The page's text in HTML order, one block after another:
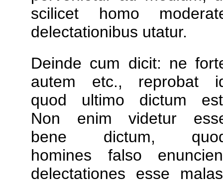
scilicet homo
delectationibus utatur.
Deinde cum dicit: ne
autem etc., reprobat
quod ultimo dictum
Non enim videtur
bene dictum,
homines falso
delectationes esse